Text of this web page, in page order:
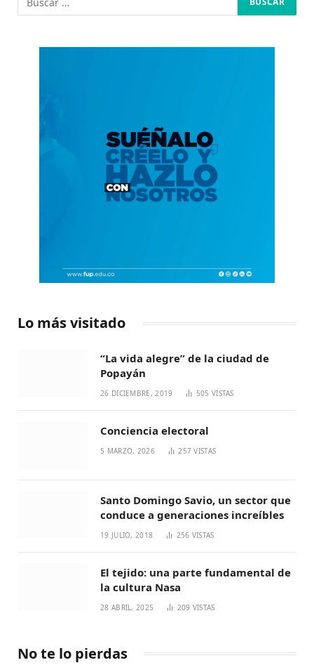
Lo más visitado
“La vida alegre” de la ciudad de
Popayán
26 DICIEMBRE, 2019 505 VISTAS
Conciencia electoral
5 MARZO, 2026 257VISTAS
Santo Domingo Savio, un sector que
conduce a generaciones increíbles
19 JULIO, 2018 256 VISTAS
El tejido: una parte fundamental de
la cultura Nasa
28 ABRIL, 2025 209 VISTAS
No te lo pierdas